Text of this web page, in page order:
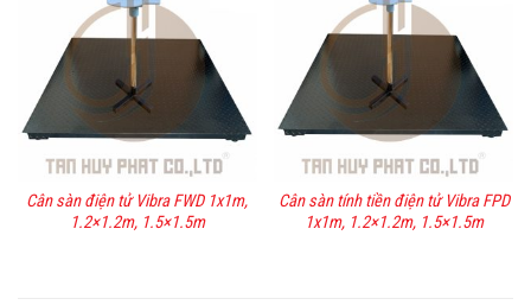
Cân sàn điện tử Vibra FWD 1x1m,
1.2×1.2m, 1.5×1.5m
Cân sàn tính tiền điện tử Vibra FPD
1x1m, 1.2×1.2m, 1.5×1.5m